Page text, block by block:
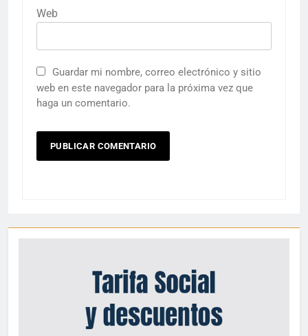
Web
Guardar mi nombre, correo electrónico y sitio
web en este navegador para la próxima vez que
haga un comentario.